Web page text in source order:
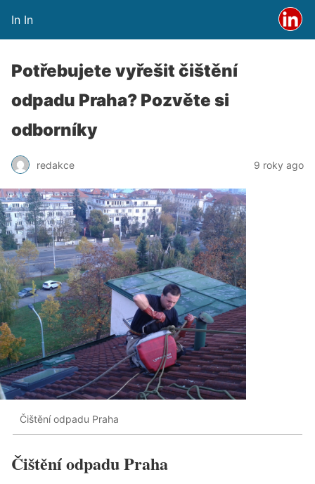
In In
Potřebujete vyřešit čištění
odpadu Praha? Pozvěte si
odborníky
redakce 9 roky ago
Čištění odpadu Praha
Čištění odpadu Praha